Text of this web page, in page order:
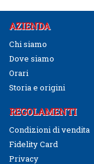
AZIENDA
Chi siamo
Dove siamo
Orari
Storia e origini
REGOLAMENTI
Condizioni di vendita
Fidelity Card
Privacy